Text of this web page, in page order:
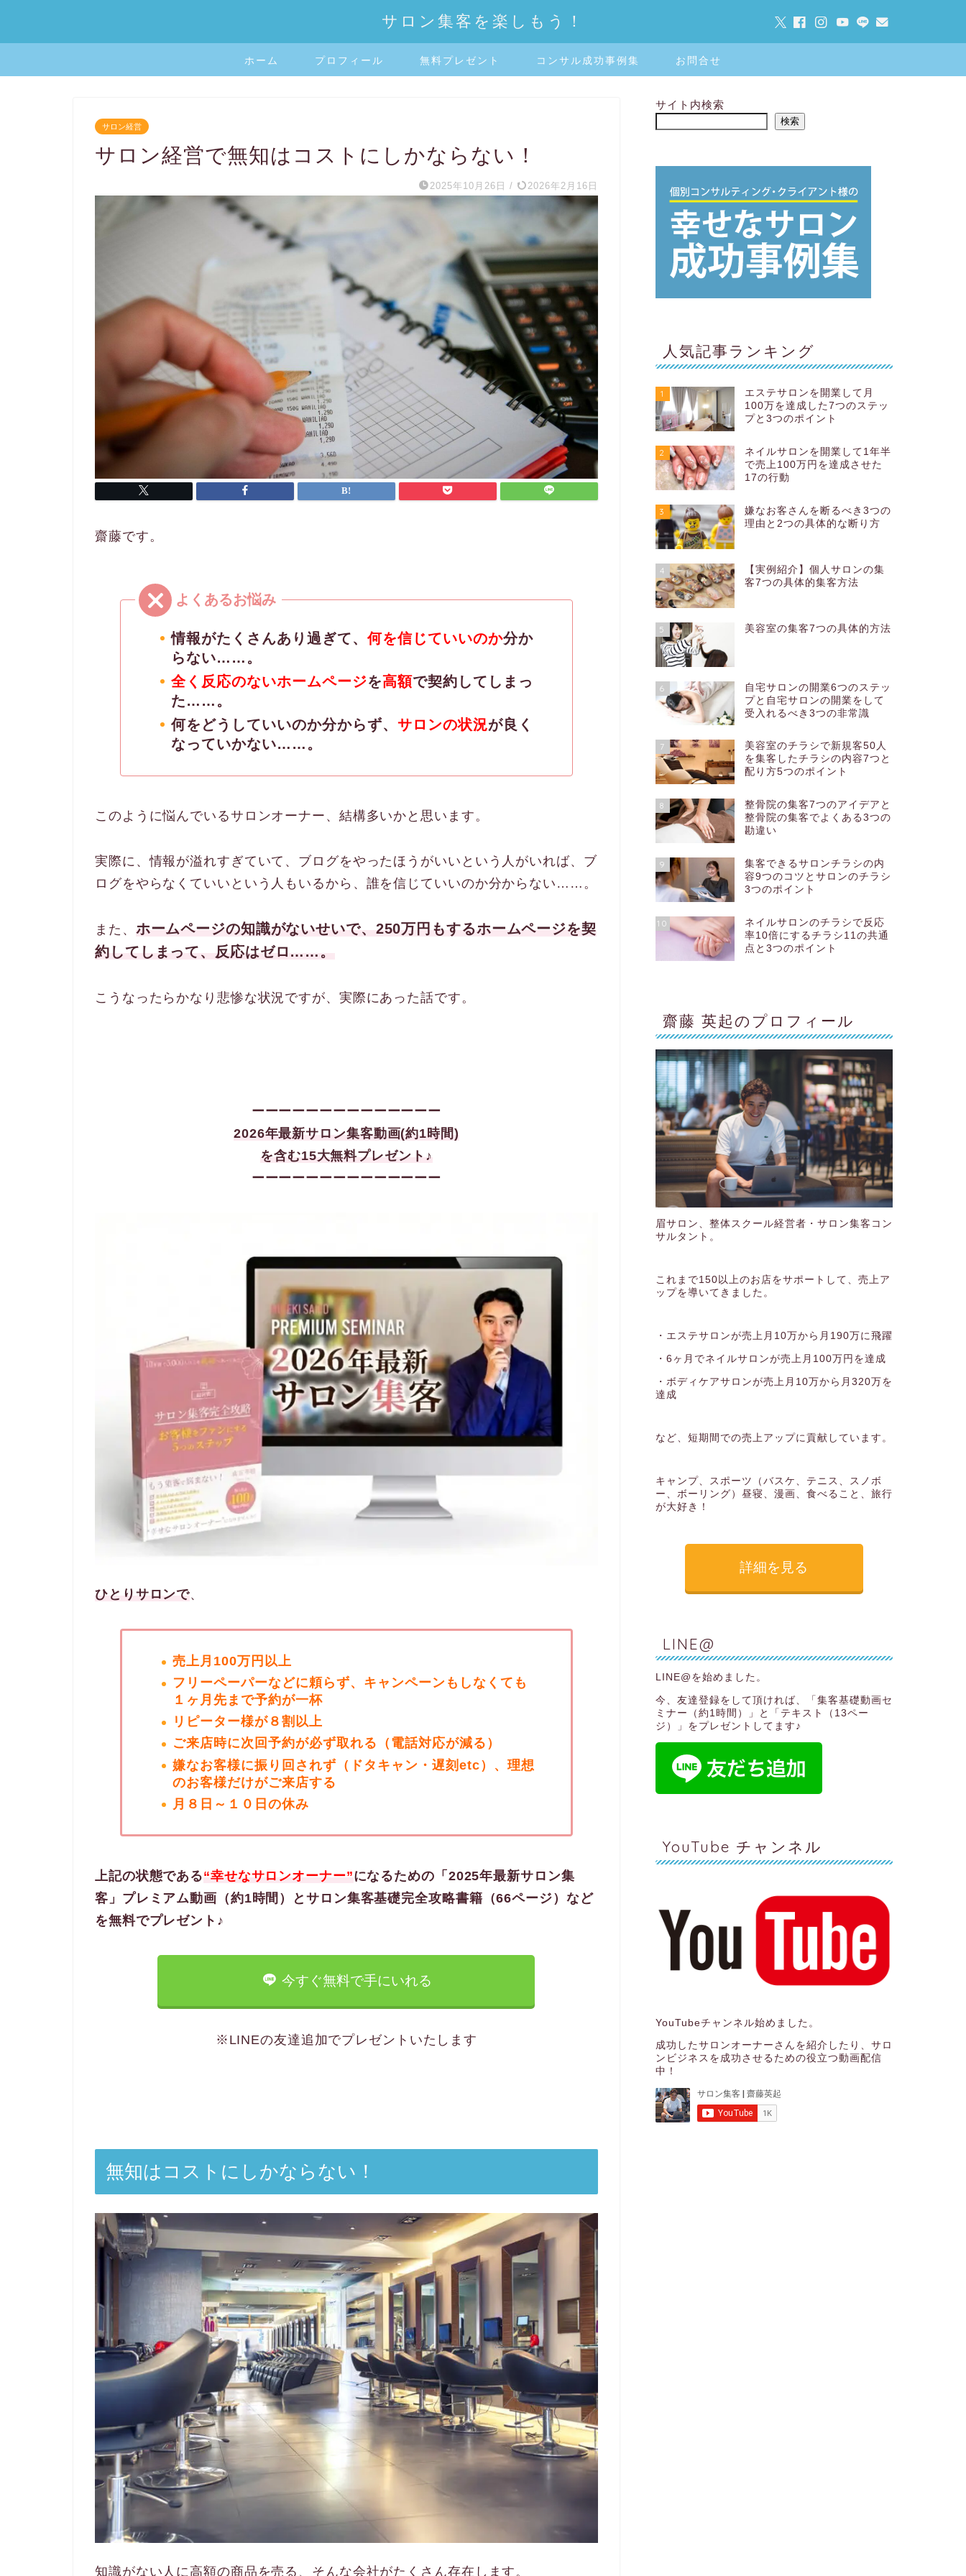
サロン集客を楽しもう！
ホーム プロフィール 無料プレゼント コンサル成功事例集 お問合せ
サロン経営
サロン経営で無知はコストにしかならない！
2025年10月26日 / 2026年2月16日
齋藤です。
情報がたくさんあり過ぎて、何を信じていいのか分か
らない……。
全く反応のないホームページを高額で契約してしまっ
た……。
何をどうしていいのか分からず、 サロンの状況が良く
なっていかない……。
このように悩んでいるサロンオーナー、結構多いかと思います。
実際に、情報が溢れすぎていて、ブログをやったほうがいいという人がいれば、ブ
ログをやらなくていいという人もいるから、誰を信じていいのか分からない……。
また、 ホームページの知識がないせいで、250万円もするホームページを契
約してしまって、反応はゼロ……。
こうなったらかなり悲惨な状況ですが、実際にあった話です。
ーーーーーーーーーーーーーー
2026年最新サロン集客動画(約1時間)
を含む15大無料プレゼント♪
ーーーーーーーーーーーーーー
ひとりサロンで、
売上月100万円以上
フリーペーパーなどに頼らず、キャンペーンもしなくても
１ヶ月先まで予約が一杯
リピーター様が８割以上
ご来店時に次回予約が必ず取れる（電話対応が減る）
嫌なお客様に振り回されず（ドタキャン・遅刻etc）、理想
のお客様だけがご来店する
月８日～１０日の休み
上記の状態である“幸せなサロンオーナー”になるための「2025年最新サロン集
客」プレミアム動画（約1時間）とサロン集客基礎完全攻略書籍（66ページ）など
を無料でプレゼント♪
今すぐ無料で手にいれる
※LINEの友達追加でプレゼントいたします
無知はコストにしかならない！
知識がない人に高額の商品を売る、そんな会社がたくさん存在します。
サイト内検索
検索
人気記事ランキング
1
エステサロンを開業して月
100万を達成した7つのステッ
プと3つのポイント
2
ネイルサロンを開業して1年半
で売上100万円を達成させた
17の行動
3
嫌なお客さんを断るべき3つの
理由と2つの具体的な断り方
4
【実例紹介】個人サロンの集
客7つの具体的集客方法
5 美容室の集客7つの具体的方法
6
自宅サロンの開業6つのステッ
プと自宅サロンの開業をして
受入れるべき3つの非常識
7
美容室のチラシで新規客50人
を集客したチラシの内容7つと
配り方5つのポイント
8
整骨院の集客7つのアイデアと
整骨院の集客でよくある3つの
勘違い
9
集客できるサロンチラシの内
容9つのコツとサロンのチラシ
3つのポイント
10
ネイルサロンのチラシで反応
率10倍にするチラシ11の共通
点と3つのポイント
齋藤 英起のプロフィール
眉サロン、整体スクール経営者・サロン集客コン
サルタント。
これまで150以上のお店をサポートして、売上ア
ップを導いてきました。
・エステサロンが売上月10万から月190万に飛躍
・6ヶ月でネイルサロンが売上月100万円を達成
・ボディケアサロンが売上月10万から月320万を
達成
など、短期間での売上アップに貢献しています。
キャンプ、スポーツ（バスケ、テニス、スノボ
ー、ボーリング）昼寝、漫画、食べること、旅行
が大好き！
詳細を見る
LINE@
LINE@を始めました。
今、友達登録をして頂ければ、
「集客基礎動画セ
ミナー（約1時間）」と「テキスト（13ペー
ジ）」 をプレゼントしてます♪
YouTube チャンネル
YouTubeチャンネル始めました。
成功したサロンオーナーさんを紹介したり、サロ
ンビジネスを成功させるための役立つ動画配信
中！